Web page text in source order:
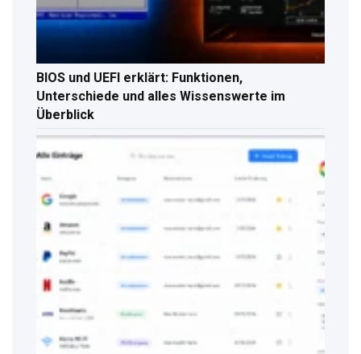
BIOS und UEFI erklärt: Funktionen,
Unterschiede und alles Wissenswerte im
Überblick